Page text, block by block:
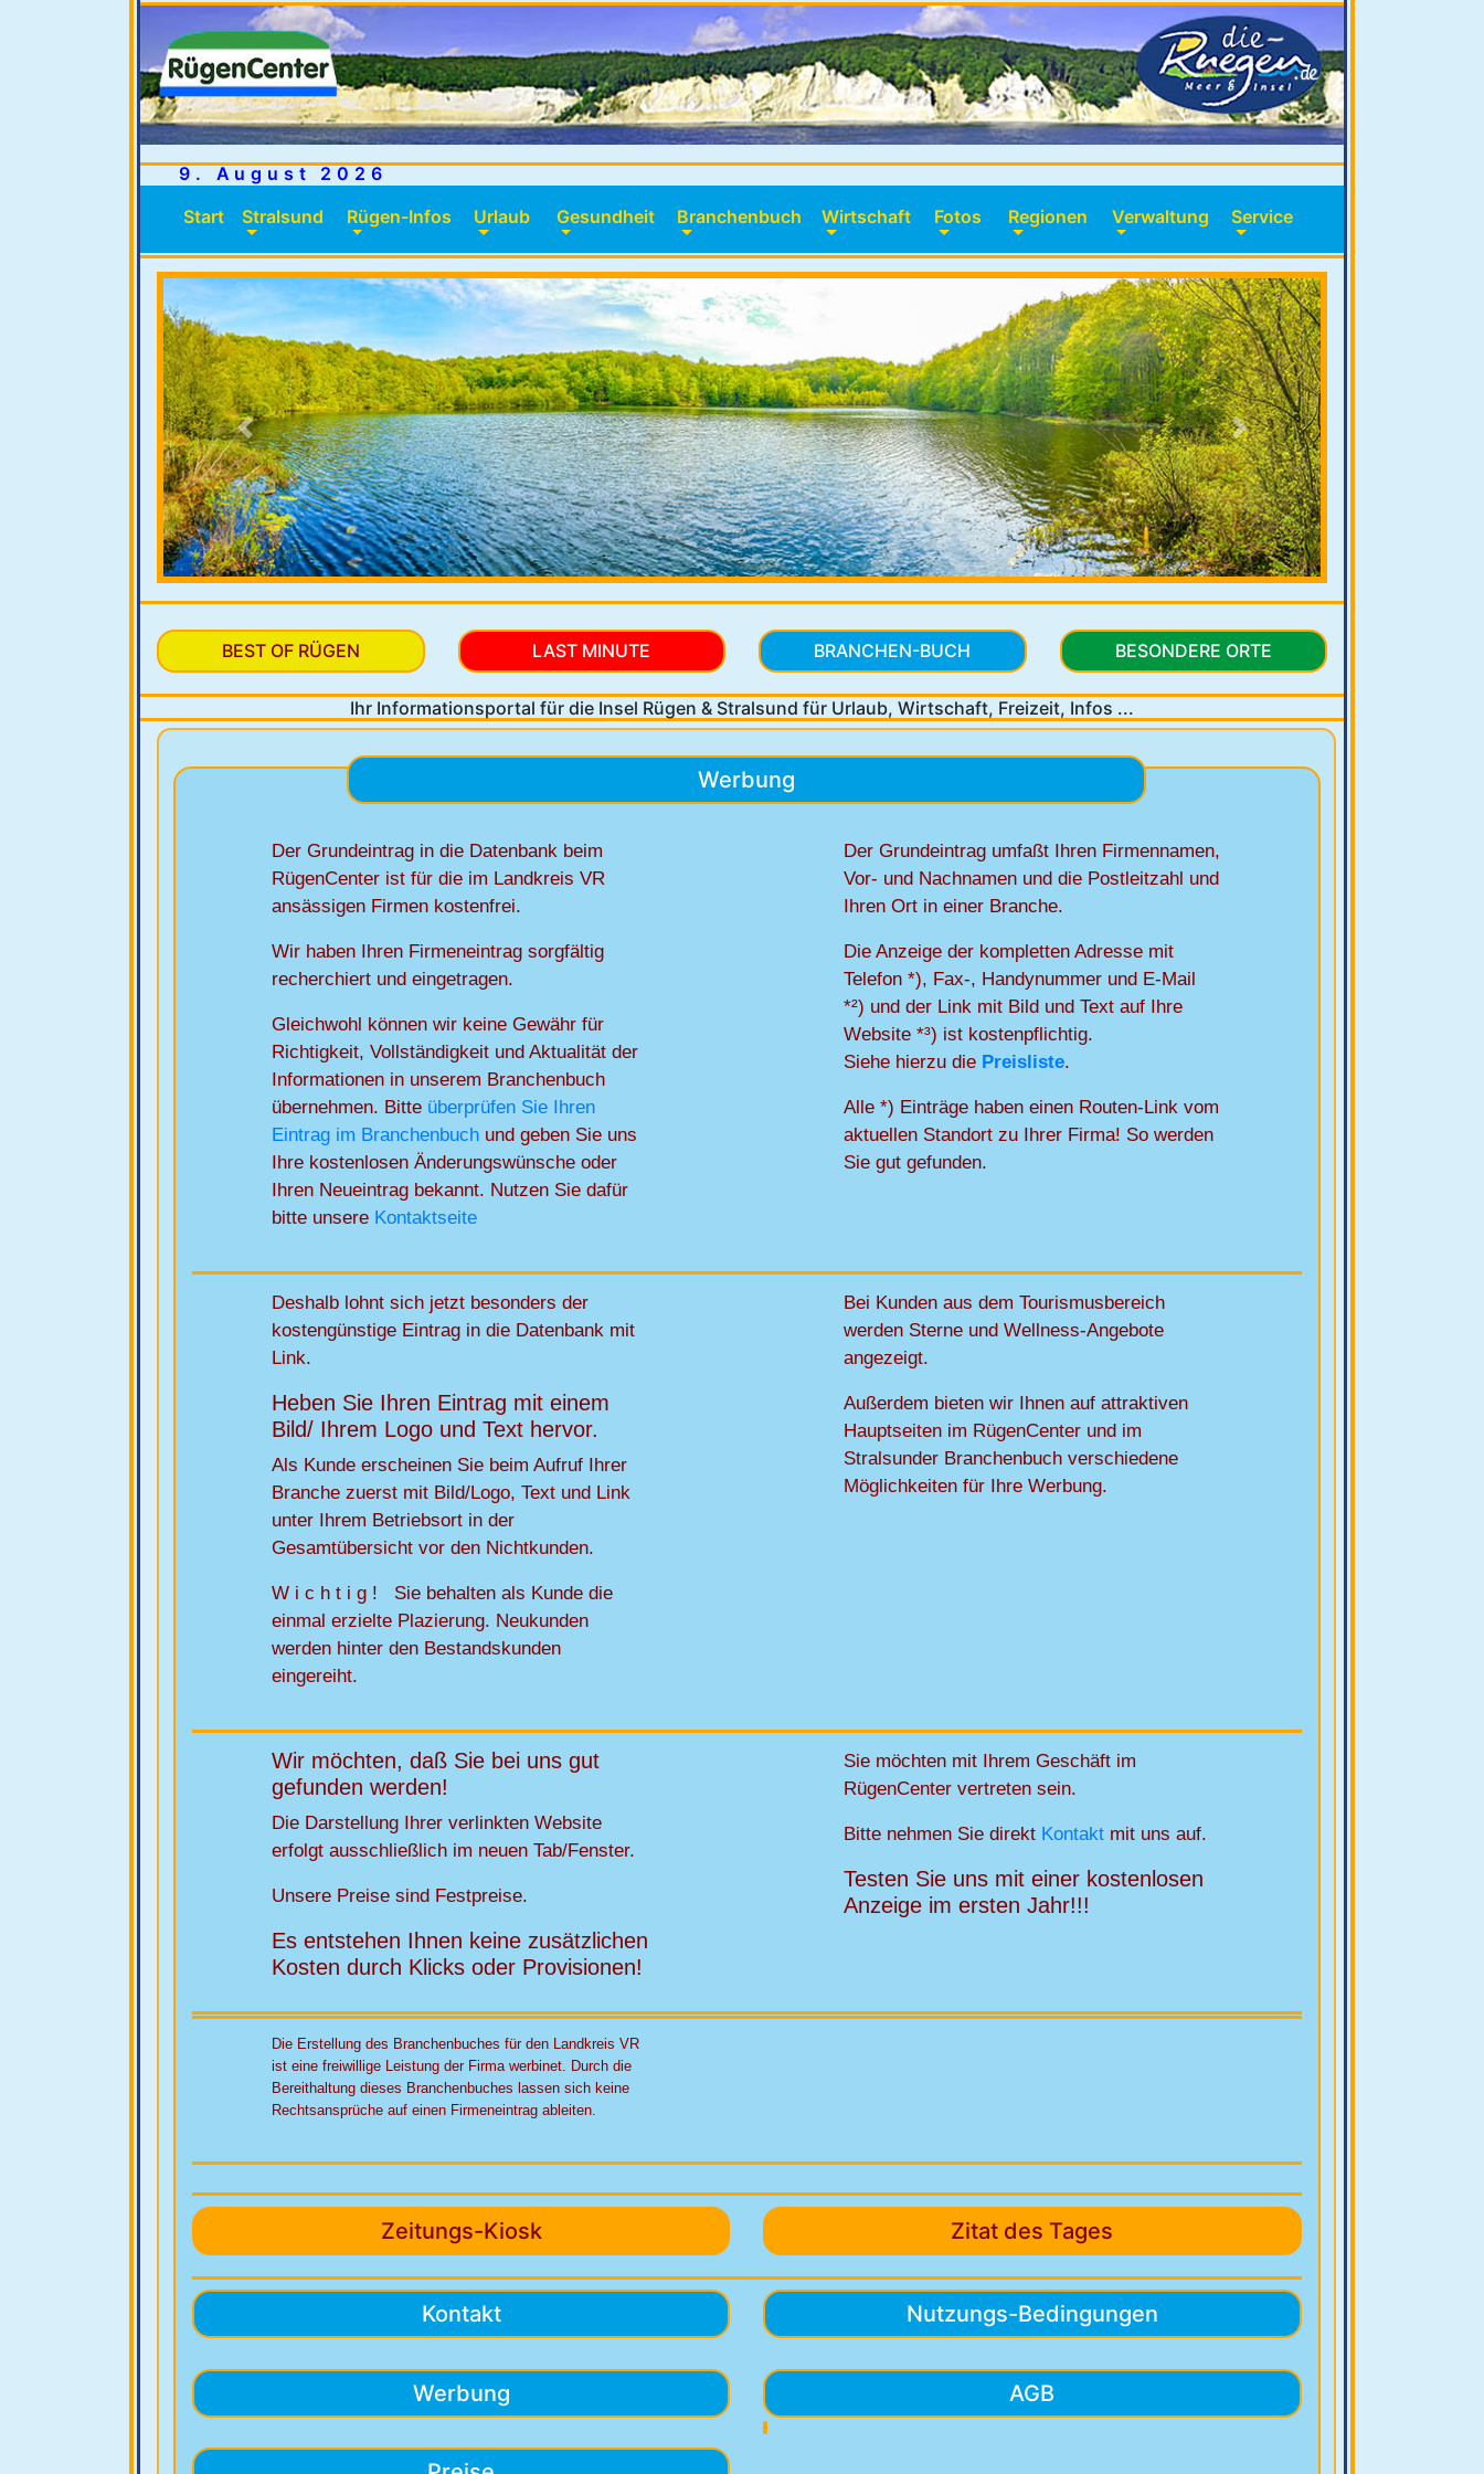
9. August 2026
Start (current)
Stralsund Rügen-Infos Urlaub Gesundheit Branchenbuch Wirtschaft Fotos Regionen Verwaltung Service
Previous Next
BEST OF RÜGEN LAST MINUTE BRANCHEN-BUCH BESONDERE ORTE
Ihr Informationsportal für die Insel Rügen & Stralsund für Urlaub, Wirtschaft, Freizeit, Infos ...
Werbung
Der Grundeintrag in die Datenbank beim
RügenCenter ist für die im Landkreis VR
ansässigen Firmen kostenfrei.
Wir haben Ihren Firmeneintrag sorgfältig
recherchiert und eingetragen.
Gleichwohl können wir keine Gewähr für
Richtigkeit, Vollständigkeit und Aktualität der
Informationen in unserem Branchenbuch
übernehmen. Bitte überprüfen Sie Ihren
Eintrag im Branchenbuch und geben Sie uns
Ihre kostenlosen Änderungswünsche oder
Ihren Neueintrag bekannt. Nutzen Sie dafür
bitte unsere Kontaktseite
Der Grundeintrag umfaßt Ihren Firmennamen,
Vor- und Nachnamen und die Postleitzahl und
Ihren Ort in einer Branche.
Die Anzeige der kompletten Adresse mit
Telefon *), Fax-, Handynummer und E-Mail
*²) und der Link mit Bild und Text auf Ihre
Website *³) ist kostenpflichtig.
Siehe hierzu die Preisliste.
Alle *) Einträge haben einen Routen-Link vom
aktuellen Standort zu Ihrer Firma! So werden
Sie gut gefunden.
Deshalb lohnt sich jetzt besonders der
kostengünstige Eintrag in die Datenbank mit
Link.
Heben Sie Ihren Eintrag mit einem
Bild/ Ihrem Logo und Text hervor.
Als Kunde erscheinen Sie beim Aufruf Ihrer
Branche zuerst mit Bild/Logo, Text und Link
unter Ihrem Betriebsort in der
Gesamtübersicht vor den Nichtkunden.
W i c h t i g ! Sie behalten als Kunde die
einmal erzielte Plazierung. Neukunden
werden hinter den Bestandskunden
eingereiht.
Bei Kunden aus dem Tourismusbereich
werden Sterne und Wellness-Angebote
angezeigt.
Außerdem bieten wir Ihnen auf attraktiven
Hauptseiten im RügenCenter und im
Stralsunder Branchenbuch verschiedene
Möglichkeiten für Ihre Werbung.
Wir möchten, daß Sie bei uns gut
gefunden werden!
Die Darstellung Ihrer verlinkten Website
erfolgt ausschließlich im neuen Tab/Fenster.
Unsere Preise sind Festpreise.
Es entstehen Ihnen keine zusätzlichen
Kosten durch Klicks oder Provisionen!
Sie möchten mit Ihrem Geschäft im
RügenCenter vertreten sein.
Bitte nehmen Sie direkt Kontaktmit uns auf.
Testen Sie uns mit einer kostenlosen
Anzeige im ersten Jahr!!!
Die Erstellung des Branchenbuches für den Landkreis VR
ist eine freiwillige Leistung der Firma werbinet. Durch die
Bereithaltung dieses Branchenbuches lassen sich keine
Rechtsansprüche auf einen Firmeneintrag ableiten.
Zeitungs-Kiosk Zitat des Tages
Kontakt Nutzungs-Bedingungen
Werbung AGB